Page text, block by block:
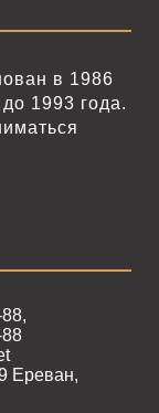
в 1986
1993 года.
Ереван,